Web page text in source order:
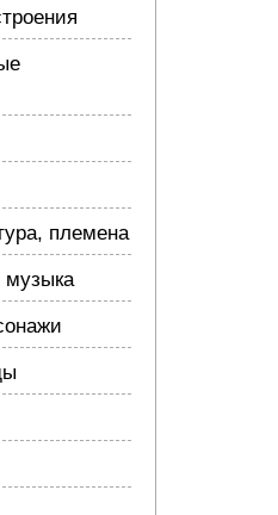
племена
музыка